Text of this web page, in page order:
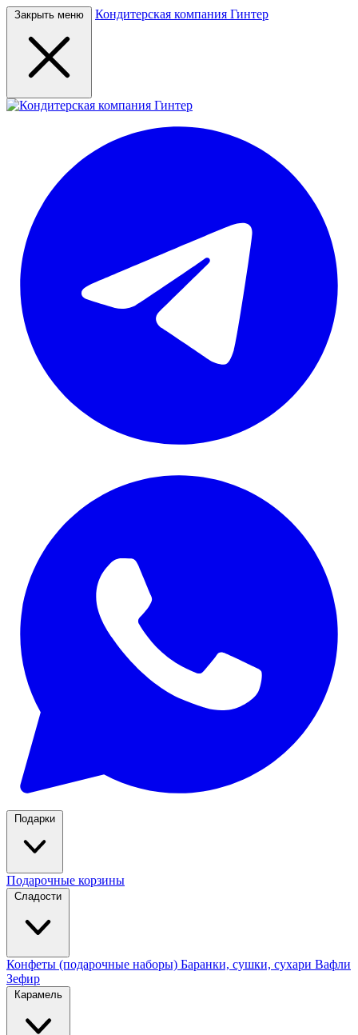
Закрыть меню Кондитерская компания Гинтер
Подарки
Подарочные корзины
Сладости
Конфеты (подарочные наборы) Баранки, сушки, сухари Вафли
Зефир
Карамель